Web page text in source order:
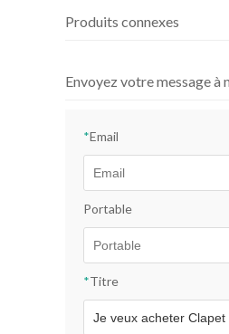
Produits connexes
Envoyez votre message à
*Email
Portable
*Titre